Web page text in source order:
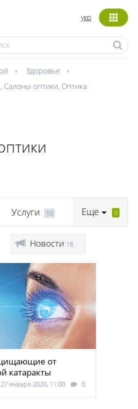
укр
Здоровье
, Салоны оптики, Оптика
Услуги 10 Еще 9
Новости 18
от
катаракты
27 января 2020, 11:00 0